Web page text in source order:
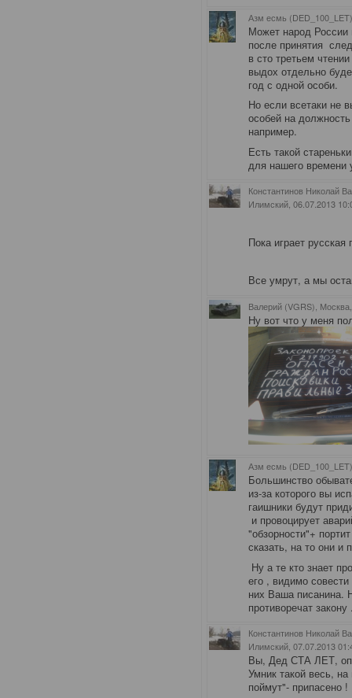
Азм есмь
Может народ России
после принятия
в сто третьем
выдох отдельно
год с одной особи.
Но если всетаки не
особей на
например.
Есть такой
для нашего времени
Константинов Николай
Илимский , 06.07.2013
Пока играет
Все умрут, а мы
Валерий (VGRS), Москва
Ну вот что у меня
Азм есмь
Большинство
из-за которого вы
гаишники будут
и провоцирует
"обзорности"+
сказать, на то они и
Ну а те кто знает
его , видимо
них Ваша писанина.
противоречат
Константинов Николай
Илимский , 07.07.2013
Вы, Дед СТА ЛЕТ,
Умник такой весь,
поймут"- припасено !